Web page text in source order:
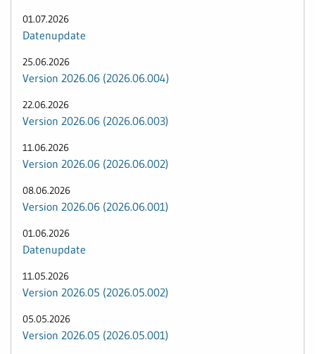
01.07.2026
Datenupdate
25.06.2026
Version 2026.06 (2026.06.004)
22.06.2026
Version 2026.06 (2026.06.003)
11.06.2026
Version 2026.06 (2026.06.002)
08.06.2026
Version 2026.06 (2026.06.001)
01.06.2026
Datenupdate
11.05.2026
Version 2026.05 (2026.05.002)
05.05.2026
Version 2026.05 (2026.05.001)